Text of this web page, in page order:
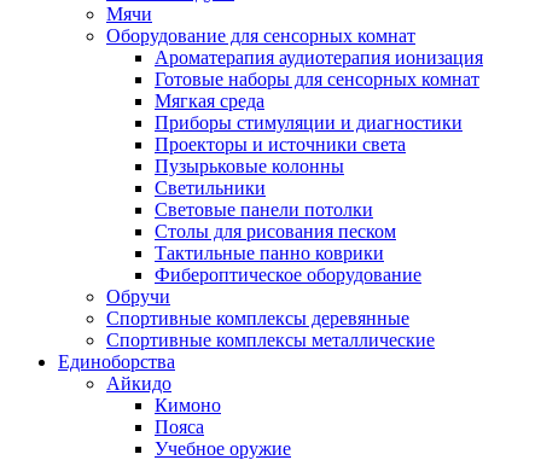
Мячи
Оборудование для сенсорных комнат
Ароматерапия аудиотерапия ионизация
Готовые наборы для сенсорных комнат
Мягкая среда
Приборы стимуляции и диагностики
Проекторы и источники света
Пузырьковые колонны
Светильники
Световые панели потолки
Столы для рисования песком
Тактильные панно коврики
Фибероптическое оборудование
Обручи
Спортивные комплексы деревянные
Спортивные комплексы металлические
Единоборства
Айкидо
Кимоно
Пояса
Учебное оружие